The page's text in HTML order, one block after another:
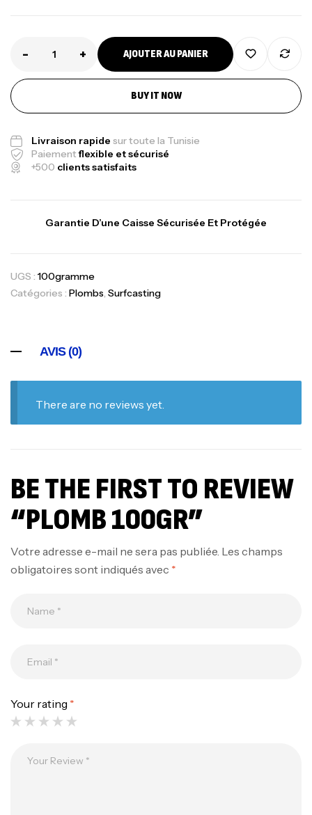
- + AJOUTER AU PANIER
BUY IT NOW
Livraison rapide sur toute la Tunisie
Paiementflexible et sécurisé
+500 clients satisfaits
Garantie D’une Caisse Sécurisée Et Protégée
UGS : 100gramme
Catégories : Plombs, Surfcasting
AVIS (0)
There are no reviews yet.
BE THE FIRST TO REVIEW
“PLOMB 100GR”
Votre adresse e-mail ne sera pas publiée. Les champs
obligatoires sont indiqués avec *
Your rating *
1.83m 120/250gr 30kg